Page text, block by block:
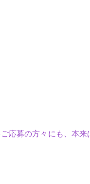
応募の方々にも、本